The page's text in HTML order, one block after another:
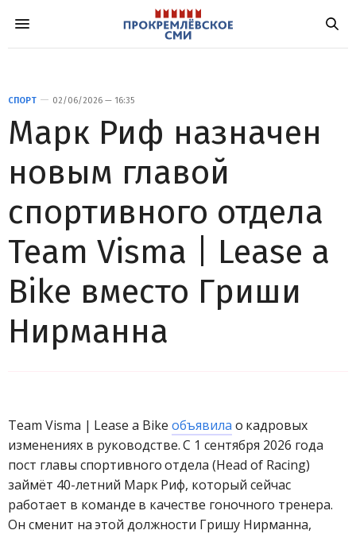
СПОРТ 02/06/2026 — 16:35
Марк Риф назначен
новым главой
спортивного отдела
Team Visma | Lease a
Bike вместо Гриши
Нирманна
Team Visma | Lease a Bike объявила о кадровых
изменениях в руководстве. С 1 сентября 2026 года
пост главы спортивного отдела (Head of Racing)
займёт 40-летний Марк Риф, который сейчас
работает в команде в качестве гоночного тренера.
Он сменит на этой должности Гришу Нирманна,